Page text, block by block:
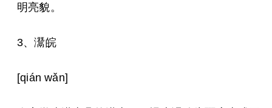
明亮貌。
3、灊皖
[qián wǎn]